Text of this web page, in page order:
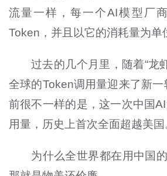
流量一样，每一个AI模型厂
Token，并且以它的消耗量为单
过去的几个月里，随着“龙
全球的Token调用量迎来了新一
前很不一样的是，这一次中国
用量，历史上首次全面超越美国
为什么全世界都在用中国